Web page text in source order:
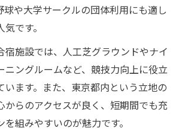
球や大学サークルの団体利用にも適し
です。
宿施設では、人工芝グラウンドやナイ
ニングルームなど、競技力向上に役立
います。また、東京都内という立地の
からのアクセスが良く、短期間でも充
組みやすいのが魅力です。